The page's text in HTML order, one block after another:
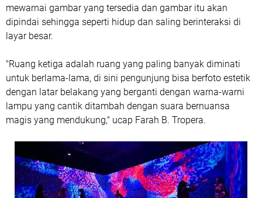
mewarnai gambar yang tersedia dan gambar itu akan
dipindai sehingga seperti hidup dan saling berinteraksi di
layar besar.
"Ruang ketiga adalah ruang yang paling banyak diminati
untuk berlama-lama, di sini pengunjung bisa berfoto estetik
dengan latar belakang yang berganti dengan warna-warni
lampu yang cantik ditambah dengan suara bernuansa
magis yang mendukung," ucap Farah B. Tropera.